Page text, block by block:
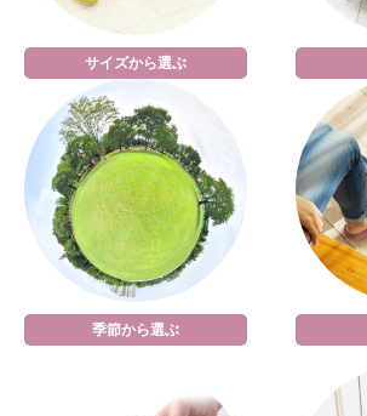
サイズから選ぶ
季節から選ぶ